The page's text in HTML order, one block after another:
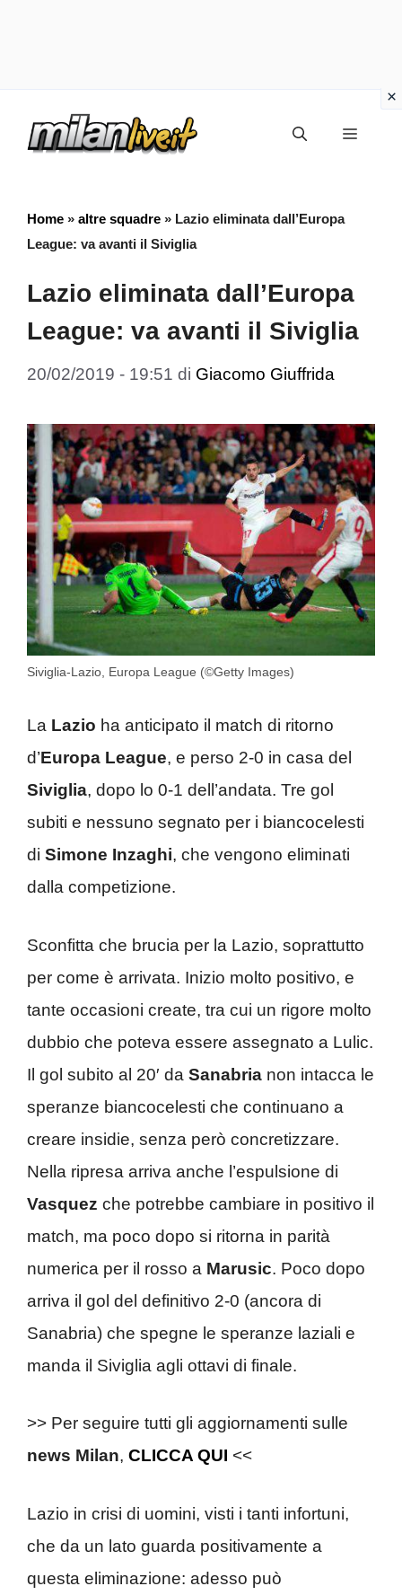
Menu
Home » altre squadre » Lazio eliminata dall’Europa
League: va avanti il Siviglia
Lazio eliminata dall’Europa
League: va avanti il Siviglia
20/02/2019 - 19:51 di Giacomo Giuffrida
Siviglia-Lazio, Europa League (©Getty Images)
La Lazio ha anticipato il match di ritorno
d’Europa League, e perso 2-0 in casa del
Siviglia, dopo lo 0-1 dell’andata. Tre gol
subiti e nessuno segnato per i biancocelesti
di Simone Inzaghi, che vengono eliminati
dalla competizione.
Sconfitta che brucia per la Lazio, soprattutto
per come è arrivata. Inizio molto positivo, e
tante occasioni create, tra cui un rigore molto
dubbio che poteva essere assegnato a Lulic.
Il gol subito al 20′ da Sanabria non intacca le
speranze biancocelesti che continuano a
creare insidie, senza però concretizzare.
Nella ripresa arriva anche l’espulsione di
Vasquez che potrebbe cambiare in positivo il
match, ma poco dopo si ritorna in parità
numerica per il rosso a Marusic. Poco dopo
arriva il gol del definitivo 2-0 (ancora di
Sanabria) che spegne le speranze laziali e
manda il Siviglia agli ottavi di finale.
>> Per seguire tutti gli aggiornamenti sulle
news Milan, CLICCA QUI <<
Lazio in crisi di uomini, visti i tanti infortuni,
che da un lato guarda positivamente a
questa eliminazione: adesso può